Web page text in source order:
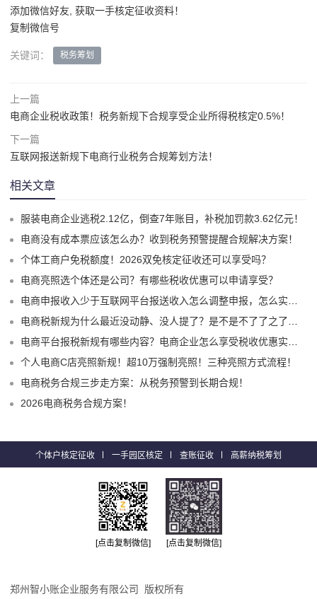
添加微信好友, 获取一手核定征收资料！
复制微信号
关键词： 税务筹划
上一篇
电商企业税收政策！税务新规下合规享受企业所得税核定0.5%！
下一篇
互联网报送新规下电商行业税务合规筹划方法！
相关文章
服装电商企业逃税2.12亿，倒查7年账目，补税加罚款3.62亿元！
电商没有成本票应该怎么办？收到税务预警提醒合规解决方案！
个体工商户免税额度！2026双免核定征收还可以享受吗？
电商亮照选个体还是公司？有哪些税收优惠可以申请享受？
电商申报收入少于互联网平台报送收入怎么调整申报，怎么实现合规申报享受税收优惠！
电商税新规为什么最近没动静、没人提了？是不是不了了之了嘛？
电商平台报税新规有哪些内容？电商企业怎么享受税收优惠实现税务合规？
个人电商C店亮照新规！超10万强制亮照！三种亮照方式流程！
电商税务合规三步走方案：从税务预警到长期合规！
2026电商税务合规方案！
个体户核定征收 一手园区核定 查账征收 高薪纳税筹划
[点击复制微信] [点击复制微信]
郑州智小账企业服务有限公司 版权所有